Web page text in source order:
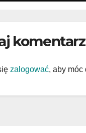
komentarz
zalogować, aby móc